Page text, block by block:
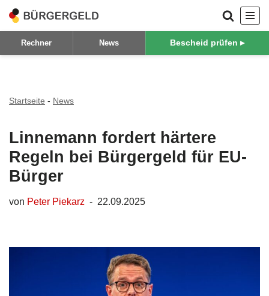
Zum
Inhalt
Rechner News Bescheid prüfen ▸
Startseite - News
Linnemann fordert härtere
Regeln bei Bürgergeld für EU-
Bürger
von Peter Piekarz 22.09.2025